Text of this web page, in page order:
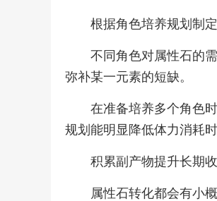
根据角色培养规划制
不同角色对属性石的
弥补某一元素的短缺。
在准备培养多个角色
规划能明显降低体力消耗时
积累副产物提升长期
属性石转化都会有小